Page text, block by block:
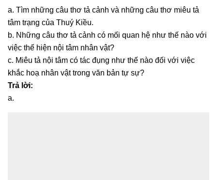
a. Tìm những câu thơ tả cảnh và những câu thơ miêu tả
tâm trạng của Thuý Kiều.
b. Những câu thơ tả cảnh có mối quan hệ như thế nào với
việc thế hiện nội tâm nhân vật?
c. Miêu tả nội tâm có tác đụng như thế nào đối với việc
khắc hoạ nhân vật trong văn bản tự sự?
Trả lời:
a.